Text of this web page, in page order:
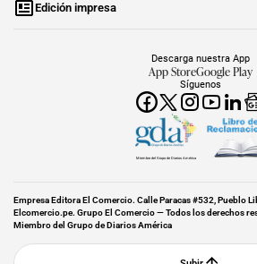
Edición impresa
Síguenos
Descarga nuestra App
App StoreGoogle Play
Miembro del Grupo de Diarios América
Empresa Editora El Comercio. Calle Paracas #532, Pueblo
Elcomercio.pe. Grupo El Comercio — Todos los derechos
Miembro del Grupo de Diarios América